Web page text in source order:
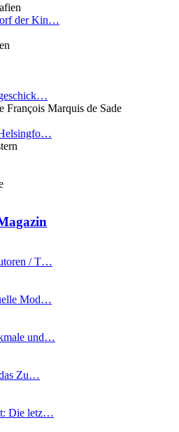
der Kin…
François Marquis de Sade
/ T…
Mod…
und…
Zu…
Die letz…